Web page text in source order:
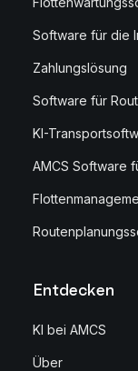
Software für die
Zahlungslösung
Software für
KI-
AMCS Software
Entdecken
KI bei AMCS
Über